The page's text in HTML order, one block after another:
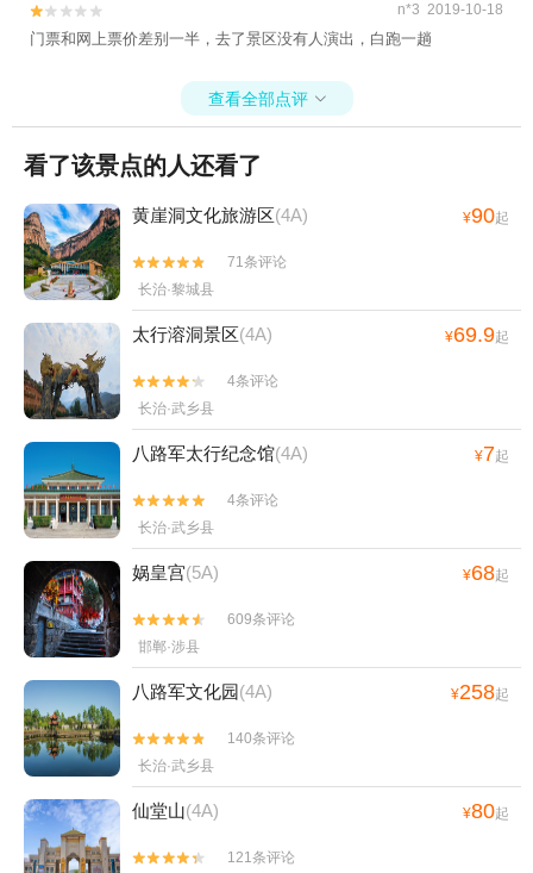

 n*3 2019-10-18
门票和网上票价差别一半，去了景区没有人演出，白跑一趟
查看全部点评 
看了该景点的人还看了
黄崖洞文化旅游区(4A) ¥90起


71条评论
长治·黎城县
太行溶洞景区(4A) ¥69.9起


4条评论
长治·武乡县
八路军太行纪念馆(4A) ¥7起


4条评论
长治·武乡县
娲皇宫(5A) ¥68起


609条评论
邯郸·涉县
八路军文化园(4A) ¥258起


140条评论
长治·武乡县
仙堂山(4A) ¥80起

 121条评论